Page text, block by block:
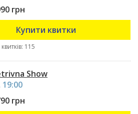
грн
Купити квитки
115
Show
грн